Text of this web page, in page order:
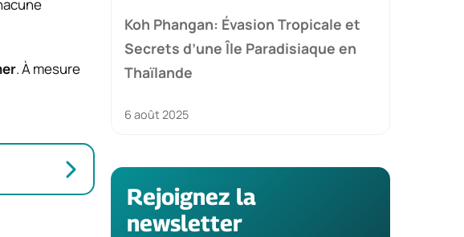
. À mesure
Koh Phangan: Évasion Tropicale et
Secrets d’une Île Paradisiaque en
Thaïlande
6 août 2025
Rejoignez la
newsletter